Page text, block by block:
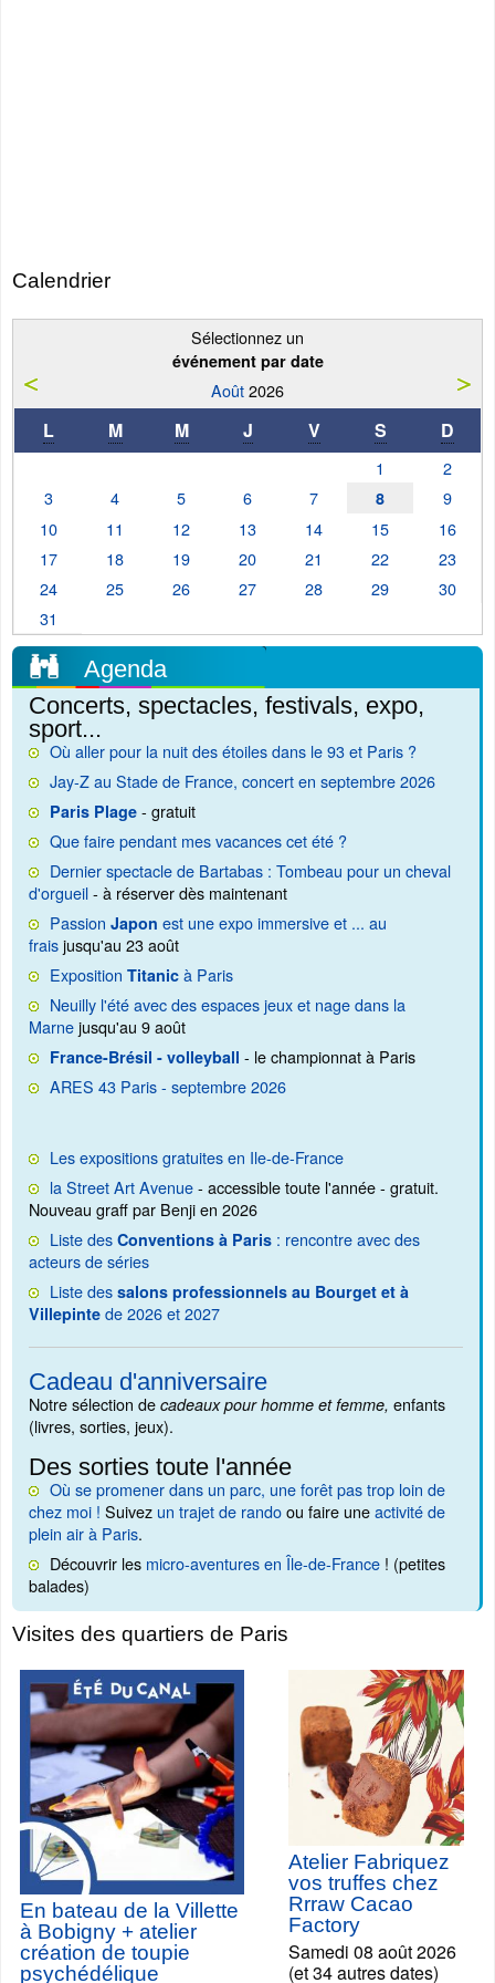
Calendrier
Sélectionnez un
événement par date
Août2026
L M M J V S D
1
2
3
4 5 6 7 8
9
10
11 12 13 14 15
16
17
18 19 20 21 22
23
24
25 26 27 28 29
30
31
Agenda
Concerts, spectacles, festivals, expo,
sport...
Où aller pour la nuit des étoiles dans le 93 et Paris ?
Jay-Z au Stade de France, concert en septembre 2026
Paris Plage - gratuit
Que faire pendant mes vacances cet été ?
Dernier spectacle de Bartabas : Tombeau pour un cheval
d'orgueil- à réserver dès maintenant
Passion Japon est une expo immersive et ... au
fraisjusqu'au 23 août
Exposition Titanic à Paris
Neuilly l'été avec des espaces jeux et nage dans la
Marnejusqu'au 9 août
France-Brésil - volleyball - le championnat à Paris
ARES 43 Paris - septembre 2026
Les expositions gratuites en Ile-de-France
la Street Art Avenue- accessible toute l'année - gratuit.
Nouveau graff par Benji en 2026
Liste des Conventions à Paris : rencontre avec des
acteurs de séries
Liste des salons professionnels au Bourget et à
Villepinte de 2026 et 2027
Cadeau d'anniversaire
Notre sélection de cadeaux pour homme et femme, enfants
(livres, sorties, jeux).
Des sorties toute l'année
Où se promener dans un parc, une forêt pas trop loin de
chez moi ! Suivez un trajet de randoou faire uneactivité de
plein air à Paris.
Découvrir les micro-aventures en Île-de-France ! (petites
balades)
Visites des quartiers de Paris
En bateau de la Villette
à Bobigny + atelier
création de toupie
psychédélique
Atelier Fabriquez
vos truffes chez
Rrraw Cacao
Factory
Samedi 08 août 2026
(et 34 autres dates)